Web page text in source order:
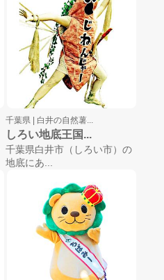
千葉県 | 白井の自然薯...
しろい地底王国...
千葉県白井市（しろい市）の
地底にあ...